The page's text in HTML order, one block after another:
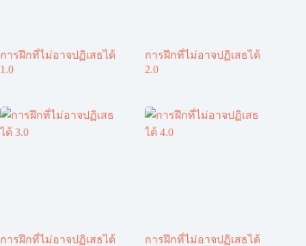
การฝึกที่ไม่อาจปฏิเสธได้
1.0
การฝึกที่ไม่อาจปฏิเสธได้
2.0
การฝึกที่ไม่อาจปฏิเสธได้
การฝึกที่ไม่อาจปฏิเสธได้